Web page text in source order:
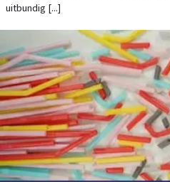
uitbundig [...]